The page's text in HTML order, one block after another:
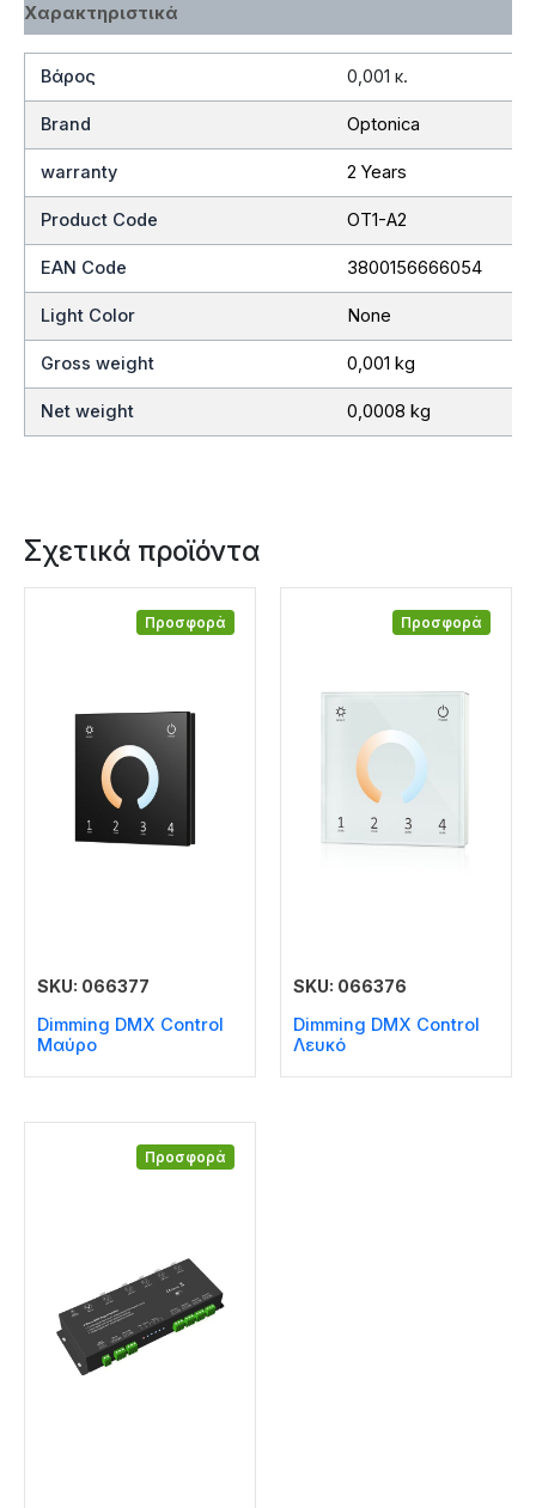
Χαρακτηριστικά
Βάρος 0,001 κ.
Brand Optonica
warranty 2 Years
Product Code OT1-A2
EAN Code 3800156666054
Light Color None
Gross weight 0,001 kg
Net weight 0,0008 kg
Σχετικά προϊόντα
Προσφορά
SKU: 066377
Dimming DMX Control
Μαύρο
Προσφορά
SKU: 066376
Dimming DMX Control
Λευκό
Προσφορά